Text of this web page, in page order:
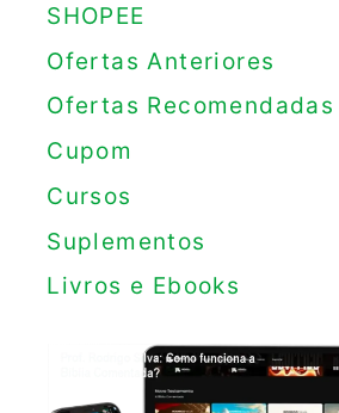
SHOPEE
Ofertas Anteriores
Ofertas Recomendadas
Cupom
Cursos
Suplementos
Livros e Ebooks